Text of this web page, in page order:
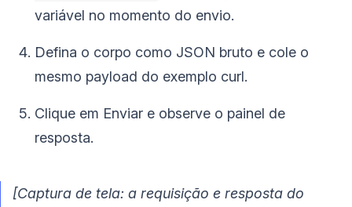
variável no momento do envio.
Defina o corpo como JSON bruto e cole o
mesmo payload do exemplo curl.
Clique em Enviar e observe o painel de
resposta.
[Captura de tela: a requisição e resposta do